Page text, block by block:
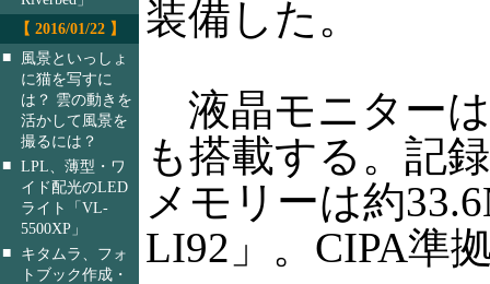
【 2016/01/22 】
■
風景といっしょ
に猫を写すに
は？ 雲の動きを
活かして風景を
撮るには？
■ LPL、薄型・ワ
イド配光のLED
ライト「VL-
5500XP」
■
キタムラ、フォ
トブック作成・
装備した。
液晶モニターは
も搭載する。記
メモリーは約
LI92」。CIPA準